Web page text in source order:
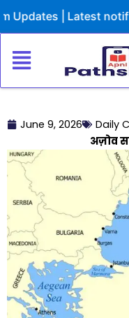
to
| Latest
June 9, 2026
Daily
अज़ोव